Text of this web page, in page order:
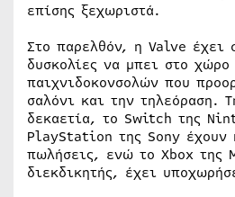
επίσης ξεχωριστά.
Στο παρελθόν, η Valve έχει
δυσκολίες να μπει στο
παιχνιδοκονσολών που
σαλόνι και την τηλεόραση.
δεκαετία, το Switch της
PlayStation της Sony έχουν
πωλήσεις, ενώ το Xbox της
διεκδικητής, έχει